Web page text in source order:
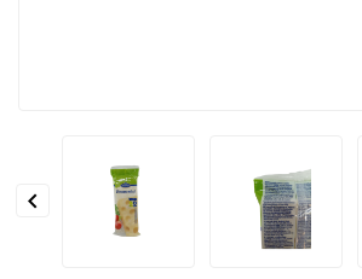
INFANZIA
